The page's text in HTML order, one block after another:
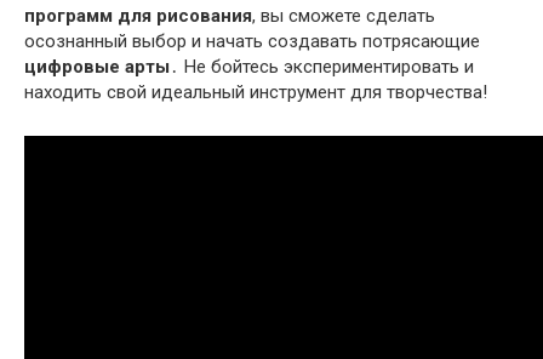
программ для рисования, вы сможете сделать
осознанный выбор и начать создавать потрясающие
цифровые арты ․ Не бойтесь экспериментировать и
находить свой идеальный инструмент для творчества!